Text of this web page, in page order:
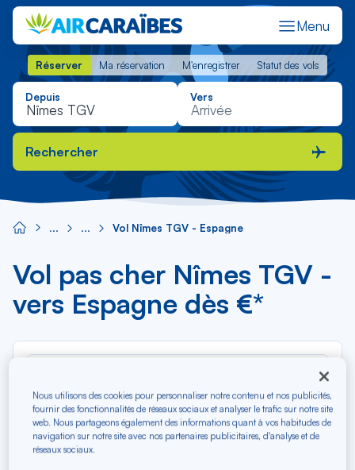
Menu
Réserver Ma réservation M'enregistrer Statut des vols
Réserver Ma réservation M'enregistrer Statut des vols
Depuis Vers
Rechercher
Vol Nîmes TGV - Espagne
Vol pas cher Nîmes TGV -
vers Espagne dès €*
la
liste
Vers
Pour aller vers
Nous utilisons des cookies pour personnaliser notre contenu et nos publicités,
fournir des fonctionnalités de réseaux sociaux et analyser le trafic sur notre site
web. Nous partageons également des informations quant à vos habitudes de
navigation sur notre site avec nos partenaires publicitaires, d'analyse et de
réseaux sociaux.